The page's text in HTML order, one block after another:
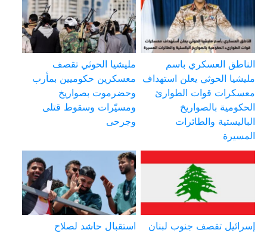
الناطق العسكري باسم
مليشيا الحوثي يعلن استهداف
معسكرات قوات الطوارئ
الحكومية بالصواريخ
الباليستية والطائرات
المسيرة
مليشيا الحوثي تقصف
معسكرين حكوميين بمأرب
وحضرموت بصواريخ
ومسيّرات وسقوط قتلى
وجرحى
إسرائيل تقصف جنوب لبنان
استقبال حاشد لصلاح